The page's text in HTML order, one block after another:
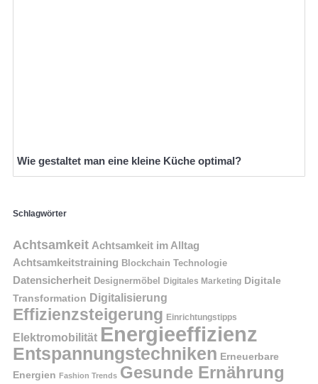
Wie gestaltet man eine kleine Küche optimal?
Schlagwörter
Achtsamkeit Achtsamkeit im Alltag
Achtsamkeitstraining Blockchain Technologie
Datensicherheit Designermöbel Digitales Marketing Digitale
Transformation Digitalisierung
Effizienzsteigerung Einrichtungstipps
Elektromobilität Energieeffizienz
Entspannungstechniken Erneuerbare
Energien Fashion Trends Gesunde Ernährung